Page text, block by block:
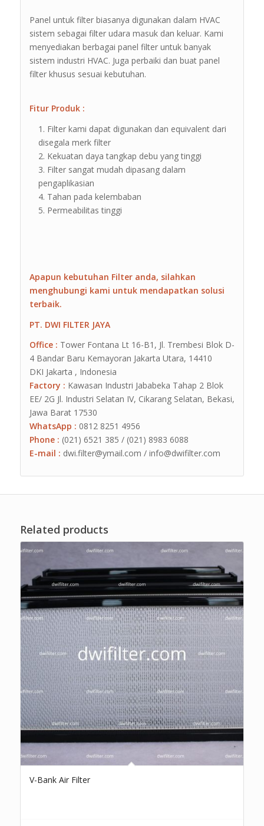
Panel untuk filter biasanya digunakan dalam HVAC
sistem sebagai filter udara masuk dan keluar. Kami
menyediakan berbagai panel filter untuk banyak
sistem industri HVAC. Juga perbaiki dan buat panel
filter khusus sesuai kebutuhan.
Fitur Produk :
Filter kami dapat digunakan dan equivalent dari
disegala merk filter
Kekuatan daya tangkap debu yang tinggi
Filter sangat mudah dipasang dalam
pengaplikasian
Tahan pada kelembaban
Permeabilitas tinggi
Apapun kebutuhan Filter anda, silahkan
menghubungi kami untuk mendapatkan solusi
terbaik.
PT. DWI FILTER JAYA
Office : Tower Fontana Lt 16-B1, Jl. Trembesi Blok D-
4 Bandar Baru Kemayoran Jakarta Utara, 14410
DKI Jakarta , Indonesia
Factory : Kawasan Industri Jababeka Tahap 2 Blok
EE/ 2G Jl. Industri Selatan IV, Cikarang Selatan, Bekasi,
Jawa Barat 17530
WhatsApp : 0812 8251 4956
Phone : (021) 6521 385 / (021) 8983 6088
E-mail : dwi.filter@ymail.com / info@dwifilter.com
Related products
V-Bank Air Filter